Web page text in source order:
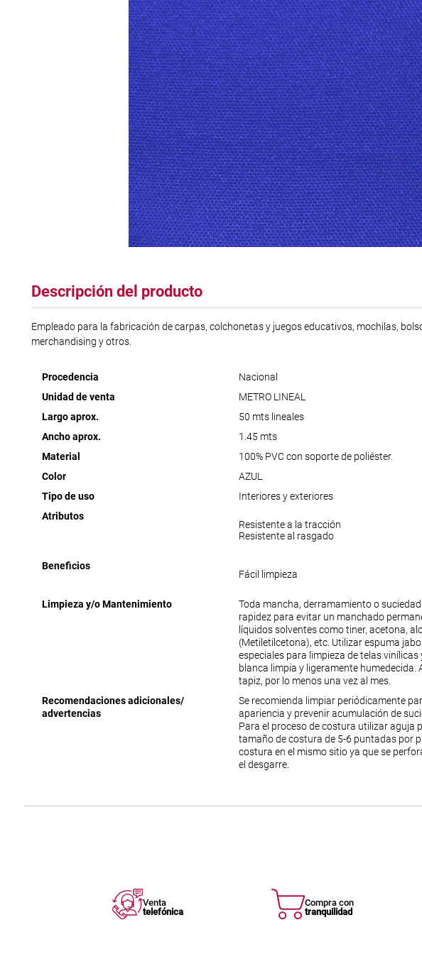
Descripción del producto
Empleado para la fabricación de carpas, colchonetas y juegos educativos, mochilas,
merchandising y otros.
Procedencia
Nacional
Unidad de venta
METRO LINEAL
Largo aprox.
50 mts lineales
Ancho aprox.
1.45 mts
Material
100% PVC con soporte de poliéster.
Color
AZUL
Tipo de uso
Interiores y exteriores
Atributos
Resistente a la tracción
Resistente al rasgado
Beneficios
Fácil limpieza
Limpieza y/o Mantenimiento
Toda mancha, derramamiento o
rapidez para evitar un manchado
líquidos solventes como tiner, acetona,
(Metiletilcetona), etc. Utilizar espuma
especiales para limpieza de telas
blanca limpia y ligeramente humedecida.
tapiz, por lo menos una vez al mes.
Recomendaciones adicionales/
advertencias
Se recomienda limpiar periódicamente
apariencia y prevenir acumulación de
Para el proceso de costura utilizar aguja
tamaño de costura de 5-6 puntadas por
costura en el mismo sitio ya que se
el desgarre.
Venta
telefónica
Compra con
tranquilidad
tapete